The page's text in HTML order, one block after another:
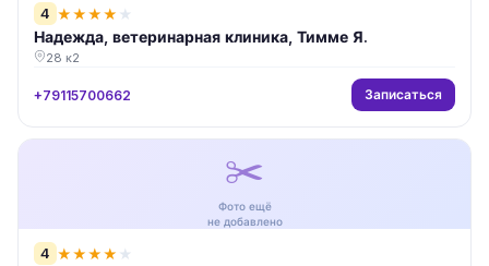
4 ★★★★ ★
Надежда, ветеринарная клиника, Тимме Я.
28 к2
+79115700662 Записаться
✂️
Фото ещё
не добавлено
4 ★★★★ ★